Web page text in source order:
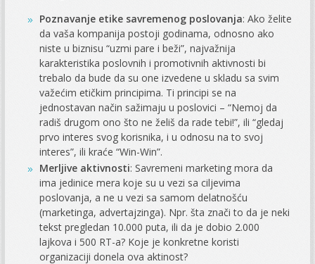
Poznavanje etike savremenog poslovanja: Ako želite
da vaša kompanija postoji godinama, odnosno ako
niste u biznisu “uzmi pare i beži”, najvažnija
karakteristika poslovnih i promotivnih aktivnosti bi
trebalo da bude da su one izvedene u skladu sa svim
važećim etičkim principima. Ti principi se na
jednostavan način sažimaju u poslovici – “Nemoj da
radiš drugom ono što ne želiš da rade tebi!”, ili “gledaj
prvo interes svog korisnika, i u odnosu na to svoj
interes”, ili kraće “Win-Win”.
Merljive aktivnosti: Savremeni marketing mora da
ima jedinice mera koje su u vezi sa ciljevima
poslovanja, a ne u vezi sa samom delatnošću
(marketinga, advertajzinga). Npr. šta znači to da je neki
tekst pregledan 10.000 puta, ili da je dobio 2.000
lajkova i 500 RT-a? Koje je konkretne koristi
organizaciji donela ova aktinost?